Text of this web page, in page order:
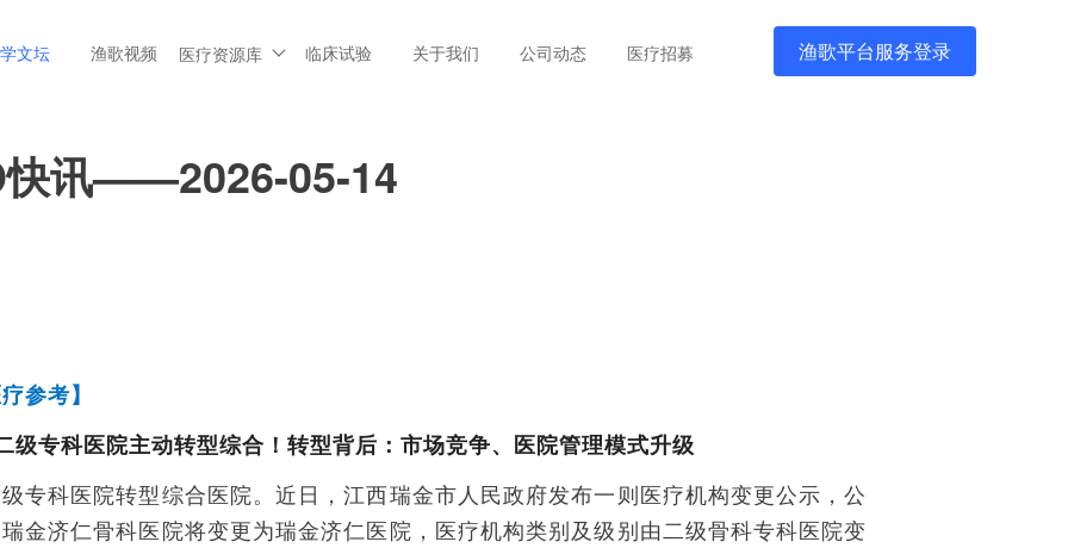
文坛 渔歌视频 医疗资源库 临床试验 关于我们 公司动态 医疗招募 渔歌平台服务登录
快讯——2026-05-14
参考】
级专科医院主动转型综合！转型背后：市场竞争、医院管理模式升级
专科医院转型综合医院。近日，江西瑞金市人民政府发布一则医疗机构变更公示，公
金济仁骨科医院将变更为瑞金济仁医院，医疗机构类别及级别由二级骨科专科医院变